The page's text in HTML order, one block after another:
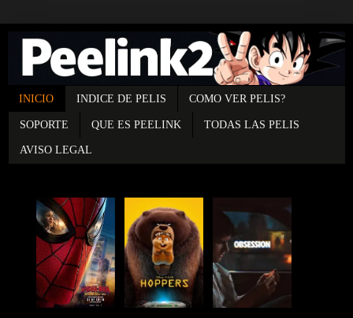
INICIO INDICE DE PELIS COMO VER PELIS?
SOPORTE QUE ES PEELINK TODAS LAS PELIS
AVISO LEGAL